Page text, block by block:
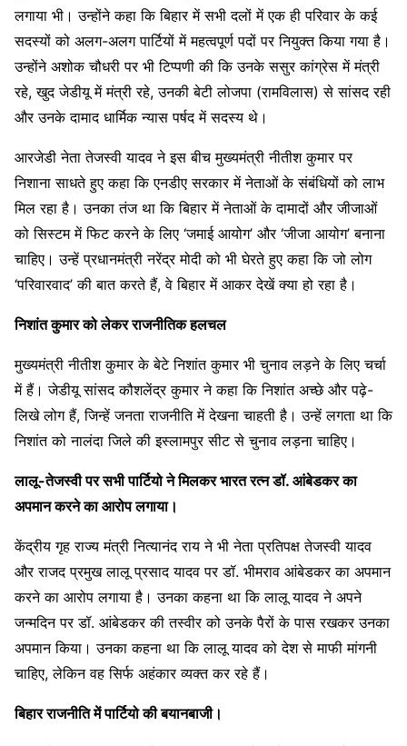
लगाया भी। उन्होंने कहा कि बिहार में सभी दलों में एक ही परिवार के कई
सदस्यों को अलग-अलग पार्टियों में महत्वपूर्ण पदों पर नियुक्त किया गया है।
उन्होंने अशोक चौधरी पर भी टिप्पणी की कि उनके ससुर कांग्रेस में मंत्री
रहे, खुद जेडीयू में मंत्री रहे, उनकी बेटी लोजपा (रामविलास) से सांसद रही
और उनके दामाद धार्मिक न्यास पर्षद में सदस्य थे।
आरजेडी नेता तेजस्वी यादव ने इस बीच मुख्यमंत्री नीतीश कुमार पर
निशाना साधते हुए कहा कि एनडीए सरकार में नेताओं के संबंधियों को लाभ
मिल रहा है। उनका तंज था कि बिहार में नेताओं के दामादों और जीजाओं
को सिस्टम में फिट करने के लिए ‘जमाई आयोग’ और ‘जीजा आयोग’ बनाना
चाहिए। उन्हें प्रधानमंत्री नरेंद्र मोदी को भी घेरते हुए कहा कि जो लोग
‘परिवारवाद’ की बात करते हैं, वे बिहार में आकर देखें क्या हो रहा है।
निशांत कुमार को लेकर राजनीतिक हलचल
मुख्यमंत्री नीतीश कुमार के बेटे निशांत कुमार भी चुनाव लड़ने के लिए चर्चा
में हैं। जेडीयू सांसद कौशलेंद्र कुमार ने कहा कि निशांत अच्छे और पढ़े-
लिखे लोग हैं, जिन्हें जनता राजनीति में देखना चाहती है। उन्हें लगता था कि
निशांत को नालंदा जिले की इस्लामपुर सीट से चुनाव लड़ना चाहिए।
लालू-तेजस्वी पर सभी पार्टियो ने मिलकर भारत रत्न डॉ. आंबेडकर का
अपमान करने का आरोप लगाया।
केंद्रीय गृह राज्य मंत्री नित्यानंद राय ने भी नेता प्रतिपक्ष तेजस्वी यादव
और राजद प्रमुख लालू प्रसाद यादव पर डॉ. भीमराव आंबेडकर का अपमान
करने का आरोप लगाया है। उनका कहना था कि लालू यादव ने अपने
जन्मदिन पर डॉ. आंबेडकर की तस्वीर को उनके पैरों के पास रखकर उनका
अपमान किया। उनका कहना था कि लालू यादव को देश से माफी मांगनी
चाहिए, लेकिन वह सिर्फ अहंकार व्यक्त कर रहे हैं।
बिहार राजनीति में पार्टियो की बयानबाजी।